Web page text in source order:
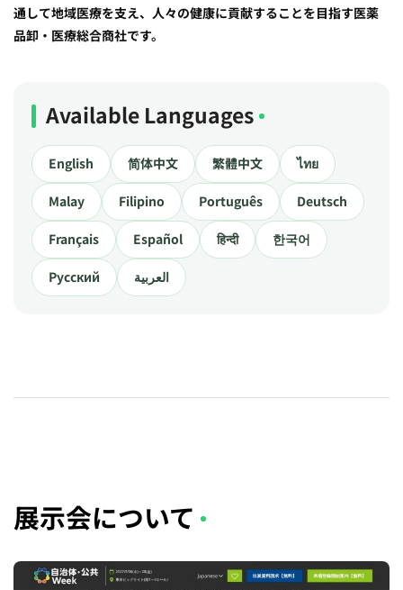
通して地域医療を支え、人々の健康に貢献することを目指す医薬
品卸・医療総合商社です。
Available Languages
English 简体中文 繁體中文 ไทย
Malay Filipino Português Deutsch
Français Español हिन्दी 한국어
Русский العربية
展示会について